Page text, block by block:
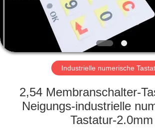
FABRIK-
AUSFLUGIndustrielle numerische
2,54 Membranschalter-
Neigungs-industrielle
Tastatur-2.0mm